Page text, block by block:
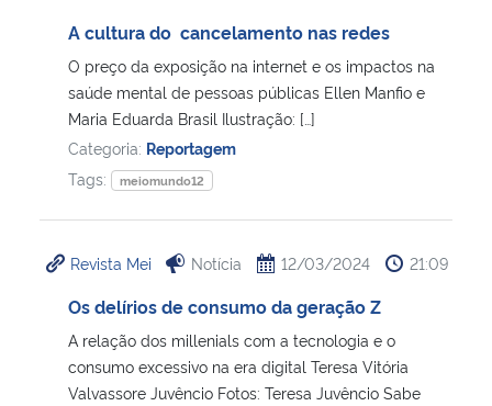
Ministério de Minas e Energia
Ministério da Ciência, Tecnologia, Inovações e Comunicações
Ministério do Meio Ambiente
Ministério do Turismo
Ministério do Desenvolvimento Regional
Controladoria-Geral da União
A cultura do cancelamento nas redes
O preço da exposição na internet e os impactos na
saúde mental de pessoas públicas Ellen Manfio e
Maria Eduarda Brasil Ilustração: […]
Categoria: Reportagem
Tags:
meiomundo12
Revista Mei Notícia 12/03/2024 21:09
Os delírios de consumo da geração Z
A relação dos millenials com a tecnologia e o
consumo excessivo na era digital Teresa Vitória
Valvassore Juvêncio Fotos: Teresa Juvêncio Sabe